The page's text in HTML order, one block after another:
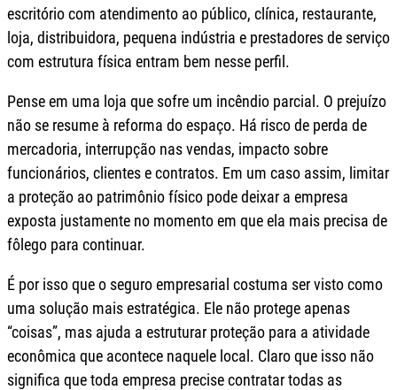
escritório com atendimento ao público, clínica, restaurante,
loja, distribuidora, pequena indústria e prestadores de serviço
com estrutura física entram bem nesse perfil.
Pense em uma loja que sofre um incêndio parcial. O prejuízo
não se resume à reforma do espaço. Há risco de perda de
mercadoria, interrupção nas vendas, impacto sobre
funcionários, clientes e contratos. Em um caso assim, limitar
a proteção ao patrimônio físico pode deixar a empresa
exposta justamente no momento em que ela mais precisa de
fôlego para continuar.
É por isso que o seguro empresarial costuma ser visto como
uma solução mais estratégica. Ele não protege apenas
“coisas”, mas ajuda a estruturar proteção para a atividade
econômica que acontece naquele local. Claro que isso não
significa que toda empresa precise contratar todas as